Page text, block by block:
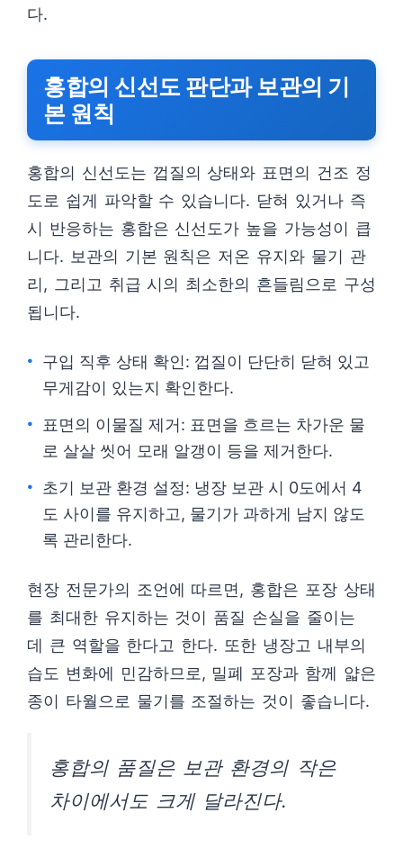
다.
홍합의 신선도 판단과 보관의 기
본 원칙
홍합의 신선도는 껍질의 상태와 표면의 건조 정
도로 쉽게 파악할 수 있습니다. 닫혀 있거나 즉
시 반응하는 홍합은 신선도가 높을 가능성이 큽
니다. 보관의 기본 원칙은 저온 유지와 물기 관
리, 그리고 취급 시의 최소한의 흔들림으로 구성
됩니다.
구입 직후 상태 확인: 껍질이 단단히 닫혀 있고
무게감이 있는지 확인한다.
표면의 이물질 제거: 표면을 흐르는 차가운 물
로 살살 씻어 모래 알갱이 등을 제거한다.
초기 보관 환경 설정: 냉장 보관 시 0도에서 4
도 사이를 유지하고, 물기가 과하게 남지 않도
록 관리한다.
현장 전문가의 조언에 따르면, 홍합은 포장 상태
를 최대한 유지하는 것이 품질 손실을 줄이는
데 큰 역할을 한다고 한다. 또한 냉장고 내부의
습도 변화에 민감하므로, 밀폐 포장과 함께 얇은
종이 타월으로 물기를 조절하는 것이 좋습니다.
홍합의 품질은 보관 환경의 작은
차이에서도 크게 달라진다.